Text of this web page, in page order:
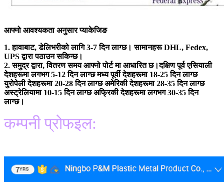
आफ्नो आवश्यकता अनुसार प्याकेजिङ
1. हावाबाट, डेलिभरीको लागि 3-7 दिन लाग्छ। सामानहरू DHL, Fedex,
UPS द्वारा पठाउन सकिन्छ।
2. समुद्र द्वारा, वितरण समय आफ्नो पोर्ट मा आधारित छ।दक्षिण पूर्व एसियाली
देशहरूमा लगभग 5-12 दिन लाग्छ मध्य पूर्वी देशहरूमा 18-25 दिन लाग्छ
युरोपेली देशहरूमा 20-28 दिन लाग्छ अमेरिकी देशहरूमा 28-35 दिन लाग्छ
अस्ट्रेलियामा 10-15 दिन लाग्छ अफ्रिकी देशहरूमा लगभग 30-35 दिन
लाग्छ।
कम्पनी प्रोफइल: